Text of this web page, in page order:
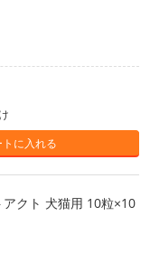
に入れる
アクト 犬猫用 10粒×10